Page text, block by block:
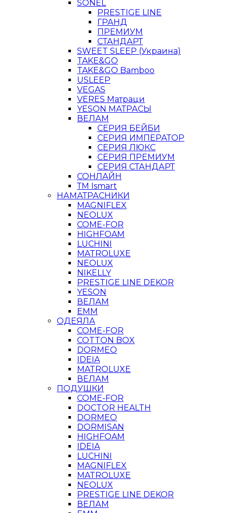
SONEL
PRESTIGE LINE
ГРАНД
ПРЕМИУМ
СТАНДАРТ
SWEET SLEEP (Украина)
TAKE&GO
TAKE&GO Bamboo
USLEEP
VEGAS
VERES Матраци
YESON МАТРАСЫ
ВЕЛАМ
СЕРИЯ БЕЙБИ
СЕРИЯ ИМПЕРАТОР
СЕРИЯ ЛЮКС
СЕРИЯ ПРЕМИУМ
СЕРИЯ СТАНДАРТ
СОНЛАЙН
ТМ Ismart
НАМАТРАСНИКИ
MAGNIFLEX
NEOLUX
COME-FOR
HIGHFOAM
LUCHINI
MATROLUXE
NEOLUX
NIKELLY
PRESTIGE LINE DEKOR
YESON
ВЕЛАМ
ЕММ
ОДЕЯЛА
COME-FOR
COTTON BOX
DORMEO
IDEIA
MATROLUXE
ВЕЛАМ
ПОДУШКИ
COME-FOR
DOCTOR HEALTH
DORMEO
DORMISAN
HIGHFOAM
IDEIA
LUCHINI
MAGNIFLEX
MATROLUXE
NEOLUX
PRESTIGE LINE DEKOR
ВЕЛАМ